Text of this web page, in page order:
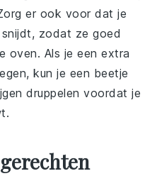
er ook voor dat je
zodat ze goed
oven. Als je een extra
kun je een beetje
druppelen voordat je